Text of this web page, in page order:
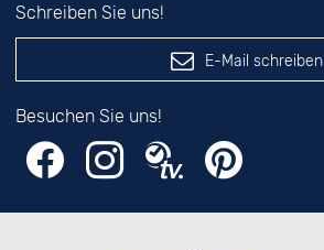
Schreiben Sie uns!
E-Mail schreiben
Besuchen Sie uns!